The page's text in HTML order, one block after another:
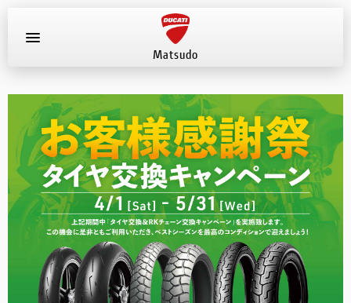
Matsudo
店舗へ電話する
047-330-0916
お知らせ
新車
中古車
試乗車
イベント